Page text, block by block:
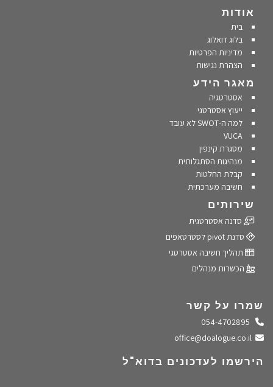
אודות
בית
בלוג דואלוג
מדיניות הפרטיות
הצהרת נגישות
מאגר הידע
אסטרטגיה
ייעוץ אסטרטגי
למה ה-SWOT לא עובד
VUCA
מסגרת קינפין
מנהיגות הסתגלותית
קבלת החלטות
חשיבה מערכתית
שירותים
סדנה אסטרטגית
סדנת pivot לסטרטאפים
תהליך חשיבה אסטרטגי
הכשרות מנהלים
שמרו על קשר
התקשרו אלינו
שלחו מייל
הירשמו לעדכונים בדוא"ל